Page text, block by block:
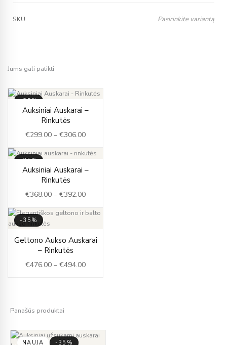
SKU Pasirinkite variantą
Jums gali patikti
-35%
Auksiniai Auskarai –
Rinkutės
€299.00 – €306.00
range:
through
-35%
Auksiniai Auskarai –
Rinkutės
€368.00 – €392.00
range:
through
-35%
Geltono Aukso Auskarai
– Rinkutės
€476.00 – €494.00
range:
through
Panašūs produktai
NAUJA -35%